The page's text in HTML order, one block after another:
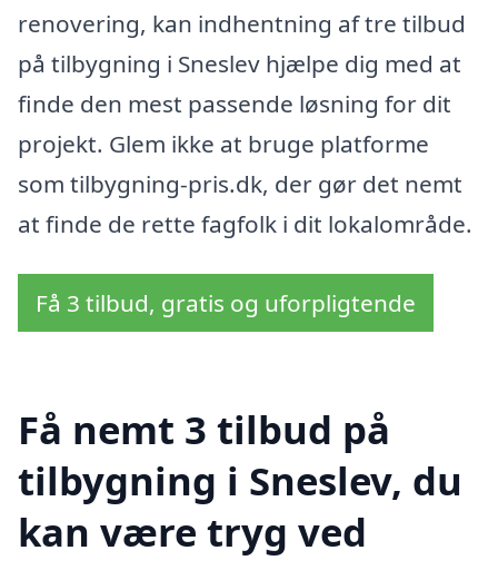
renovering, kan indhentning af tre tilbud
på tilbygning i Sneslev hjælpe dig med at
finde den mest passende løsning for dit
projekt. Glem ikke at bruge platforme
som tilbygning-pris.dk, der gør det nemt
at finde de rette fagfolk i dit lokalområde.
Få 3 tilbud, gratis og uforpligtende
Få nemt 3 tilbud på
tilbygning i Sneslev, du
kan være tryg ved